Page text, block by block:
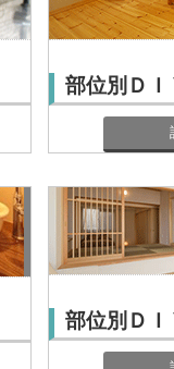
部位別Ｄ
部位別Ｄ